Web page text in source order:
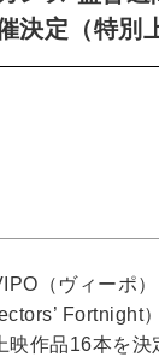
決定（特別
（ヴィーポ）
Fortnight
映作品16本を決